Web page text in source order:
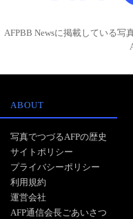
AFPBB Newsに掲載している
ABOUT
写真でつづるAFPの歴史
サイトポリシー
プライバシーポリシー
利用規約
運営会社
AFP通信会長ごあいさつ